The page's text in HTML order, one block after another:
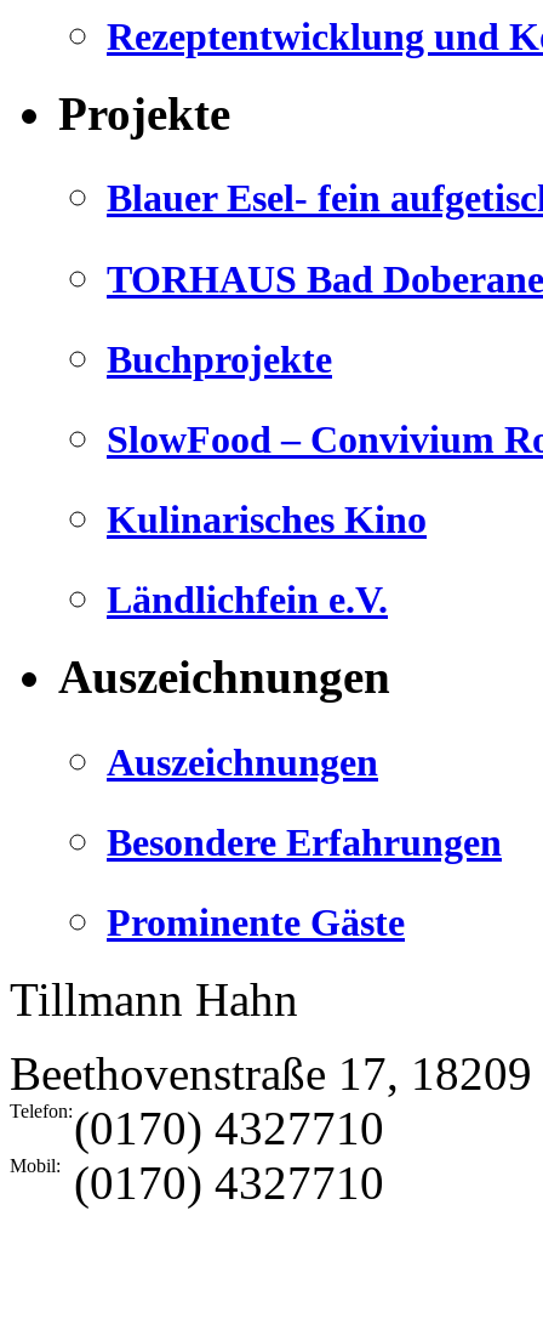
Rezeptentwicklung und
Projekte
Blauer Esel- fein
TORHAUS Bad
Buchprojekte
SlowFood – Convivium
Kulinarisches Kino
Ländlichfein e.V.
Auszeichnungen
Auszeichnungen
Besondere Erfahrungen
Prominente Gäste
Tillmann Hahn
Beethovenstraße 17, 18209
Telefon:(0170) 4327710
Mobil: (0170) 4327710